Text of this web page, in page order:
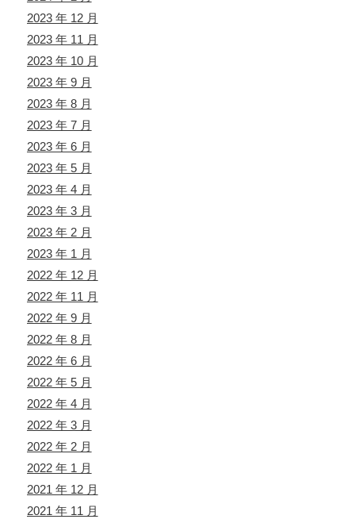
2023 年 12 月
2023 年 11 月
2023 年 10 月
2023 年 9 月
2023 年 8 月
2023 年 7 月
2023 年 6 月
2023 年 5 月
2023 年 4 月
2023 年 3 月
2023 年 2 月
2023 年 1 月
2022 年 12 月
2022 年 11 月
2022 年 9 月
2022 年 8 月
2022 年 6 月
2022 年 5 月
2022 年 4 月
2022 年 3 月
2022 年 2 月
2022 年 1 月
2021 年 12 月
2021 年 11 月